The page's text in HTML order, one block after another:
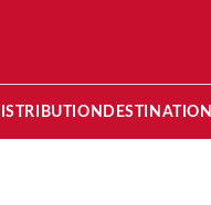
DESTINATION